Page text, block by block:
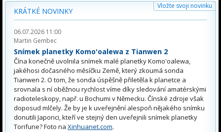
Vložte svoji novinku
KRÁTKÉ NOVINKY
06.07.2026 11:00
Martin Gembec
Snímek planetky Komo'oalewa z Tianwen 2
Čína konečně uvolnila snímek malé planetky Komo'oalewa,
jakéhosi dočasného měsíčku Země, který zkoumá sonda
Tianwen 2. O tom, že sonda úspěšně přiletěla k planetce a
srovnala s ní oběžnou rychlost víme díky sledování amatérskými
radioteleskopy, např. u Bochumi v Německu. Čínské zdroje však
doposud mlčely. Že by je k uveřejnění alespoň nějakého snímku
donutili Japonci, kteří ve stejný den uveřejnili snímek planetky
Torifune? Foto na Xinhuanet.com.